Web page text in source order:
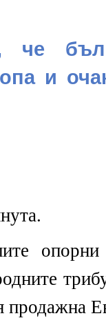
че
и
продажна